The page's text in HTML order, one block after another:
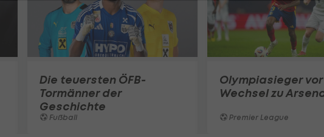
Die teuersten ÖFB-
Tormänner der
Geschichte
Fußball
Olympiasieger vor
Wechsel zu
Premier League